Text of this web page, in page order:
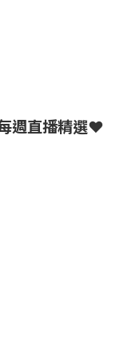
週直播精選❤